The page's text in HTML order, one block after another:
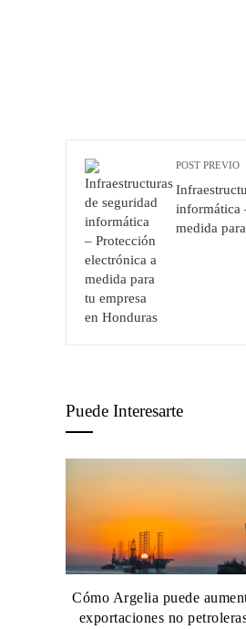
POST PREVIO
informática
medida
Puede Interesarte
Cómo Argelia puede
exportaciones no